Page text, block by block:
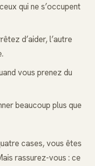
qui ne s’occupent
d’aider, l’autre
vous prenez du
beaucoup plus que
cases, vous êtes
rassurez-vous : ce